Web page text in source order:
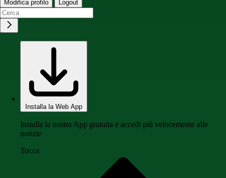
Modifica profilo Logout
Installa la Web App
Installa la nostra App gratuita e accedi più velocemente alle
notizie
Tocca